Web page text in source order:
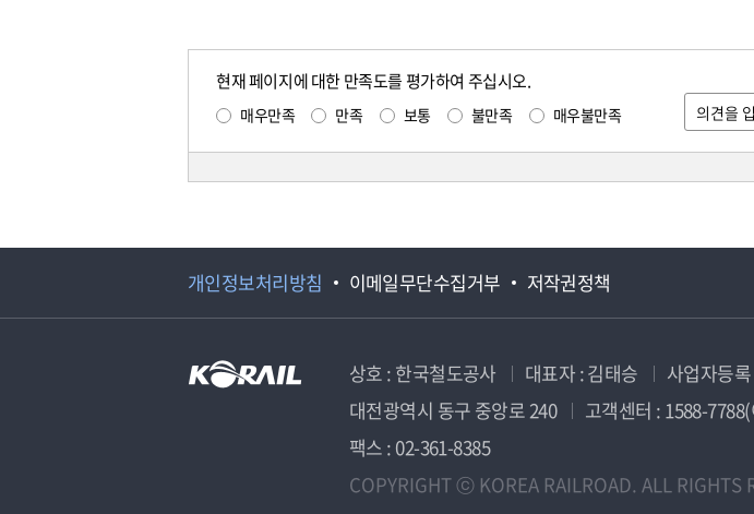
현재 페이지에 대한 만족도를 평가하여 주십시오.
매우만족 만족 보통 불만족 매우불만족
개인정보처리방침 이메일무단수집거부 저작권정책
상호 : 한국철도공사 대표자 : 김태승 사업자등
대전광역시 동구 중앙로 240
고객센터 : 1588-
팩스 : 02-361-8385
COPYRIGHT ⓒ KOREA RAILROAD. ALL RIGHTS